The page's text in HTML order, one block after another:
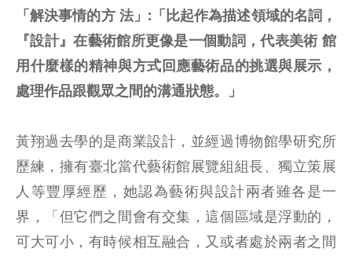
「解決事情的方 法」:「比起作為描述領域的名詞，
『設計』在藝術館所更像是一個動詞，代表美術 館
用什麼樣的精神與方式回應藝術品的挑選與展示，
處理作品跟觀眾之間的溝通狀態。」
黃翔過去學的是商業設計，並經過博物館學研究所
歷練，擁有臺北當代藝術館展覽組組長、獨立策展
人等豐厚經歷，她認為藝術與設計兩者雖各是一
界，「但它們之間會有交集，這個區域是浮動的，
可大可小，有時候相互融合，又或者處於兩者之間